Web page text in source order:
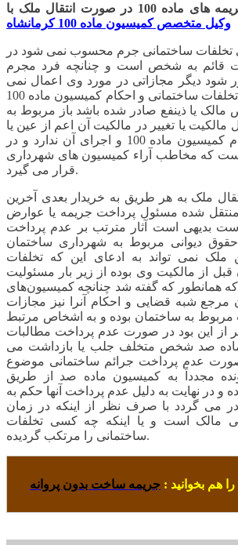
در صورت انتقال ملک با
وکیل متخصص کمیسیون ماده 100 کرمانشاه
تخلفات ساختمانی جرم محسوب نمی شود در
قائم به شخص است و چنانچه فرد مجرم
شود دیگر مجازاتی در مورد وی اعمال نمی
گردد اما بر خلاف آن تخلفات ساختمانی و احکام کمیسیون ماده 100
مالک یا ذینفع صادر شده باشد باز مربوط به
مالکیت یا تغییر در مالکیت آن اعم از عین یا
منافع تاثیری در احکام کمیسیون ماده 100 و اجرای آن ندارد و در
که مخاطب آراء کمیسیون های شهرداری
قرار می گیرد.
ملک به هر طریق به خریدار بعدی آخرین
شده مسئول پرداخت جریمه یا عوارض
بدیهی است آثار مترتب بر عدم پرداخت
دیوانی مربوط به شهرداری ساختمان
نمی تواند به ادعای این که تخلفات
از مالکیت وی بوده از زیر بار مسئولیت
که همانطور که گفته شد چنانچه کمیسیون‌های
عنوان مرجع شبه قضایی و احکام آنرا نیز مجازات
مربوط به ساختمان بوده و به اشخاص مرتبط
از این بود در صورت عدم پرداخت مطالبات
ماده صد شخص متخلف جلب یا بازداشت می
عدم پرداخت جرائم ساختمانی موضوع
ماده 100 پرونده مجدداً به کمیسیون ماده صد از طریق
و در نهایت به دلیل عدم پرداخت آنها حکم به
می گردد با صرف نظر از اینکه در زمان
است و یا اینکه چه کسی تخلفات
ساختمانی را مرتکب گردیده.
هم بخوانید : جریمه ساخت بدون پروانه